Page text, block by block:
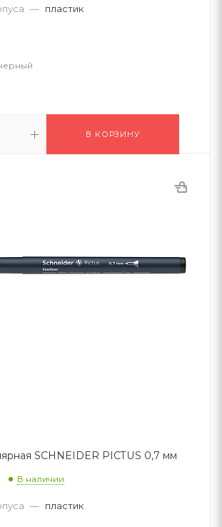
— пластик
В КОРЗИНУ
SCHNEIDER PICTUS 0,7 мм
В наличии
— пластик